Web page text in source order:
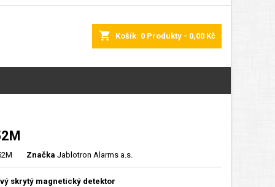
shopping_cart Košík: 0 Produkty - 0,00 Kč
Značka Jablotron Alarms a.s.
skrytý magnetický detektor